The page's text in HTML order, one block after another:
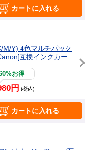
カートに入れる
M/Y) 4色マルチパック
互換インクカート
お得
円 (税込)
カートに入れる